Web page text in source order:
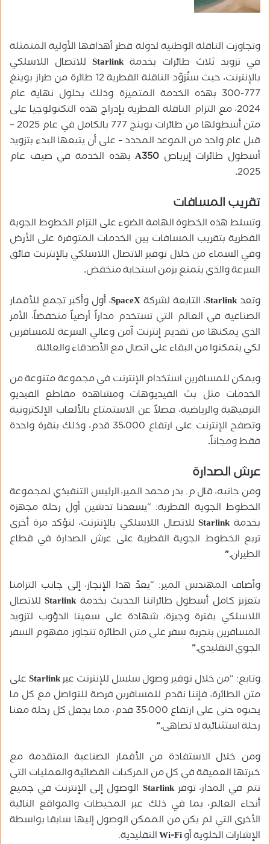
وتجاوزت الناقلة الوطنية لدولة قطر أهدافها الأولية المتمثلة
في تزويد ثلاث طائرات بخدمة Starlink
للاتصال اللاسلكي
بالإنترنت، حيث ستُزوّد الناقلة القطرية 12 طائرة من طراز بوينغ
777-300 بهذه الخدمة المتميزة وذلك بحلول نهاية عام
2024، مع التزام الناقلة القطرية بإدراج هذه التكنولوجيا على
متن أسطولها من طائرات بوينج 777 بالكامل في عام 2025 –
قبل عام واحد من الموعد المحدد – على أن يتبعها البدء بتزويد
أسطول طائرات إيرباص
بهذه الخدمة في صيف عام
2025
.
تقريب المسافات
وتسلط هذه الخطوة الهامة الضوء على التزام الخطوط الجوية
القطرية بتقريب المسافات بين الخدمات المتوفرة على الأرض
وفي السماء من خلال توفير الاتصال اللاسلكي بالإنترنت فائق
السرعة والذي يتمتع بزمن استجابة منخفض.
وتعدStarlink ، التابعة لشركة
، أول وأكبر تجمع للأقمار
الصناعية في العالم التي تستخدم مداراً أرضياً منخفضاً، الأمر
الذي يمكنها من تقديم إنترنت آمن وعالي السرعة للمسافرين
لكي يتمكنوا من البقاء على اتصال مع الأصدقاء والعائلة.
ويمكن للمسافرين استخدام الإنترنت في مجموعة متنوعة من
الخدمات مثل بث الفيديوهات ومشاهدة مقاطع الفيديو
الترفيهية والرياضية، فضلاً عن الاستمتاع بالألعاب الإلكترونية
وتصفح الإنترنت على ارتفاع 35،000 قدم، وذلك بنقرة واحدة
فقط ومجاناً.
عرش الصدارة
ومن جانبه، قال م. بدر محمد المير، الرئيس التنفيذي لمجموعة
الخطوط الجوية القطرية: “يسعدنا تدشين أول رحلة مجهزة
بخدمةStarlink
للاتصال اللاسلكي بالإنترنت، لنؤكد مرة أخرى
تربع الخطوط الجوية القطرية على عرش الصدارة في قطاع
الطيران.”
وأضاف المهندس المير: “يعدّ هذا الإنجاز، إلى جانب التزامنا
بتعزيز كامل أسطول طائراتنا الحديث بخدمة Starlink
للاتصال
اللاسلكي بفترة وجيزة، شهادة على سعينا الدؤوب لتزويد
المسافرين بتجربة سفر على متن الطائرة تتجاوز مفهوم السفر
الجوي التقليدي.”
وتابع: “من خلال توفير وصول سلسل للإنترنت عبرStarlink
على
متن الطائرة، فإننا نقدم للمسافرين فرصة للتواصل مع كل ما
يحبوه حتى على ارتفاع 35،000 قدم، مما يجعل كل رحلة معنا
رحلة استثنائية لا تضاهى.”
ومن خلال الاستفادة من الأقمار الصناعية المتقدمة مع
خبرتها العميقة في كل من المركبات الفضائية والعمليات التي
تتم في المدار، توفرStarlink
الوصول إلى الإنترنت في جميع
أنحاء العالم، بما في ذلك عبر المحيطات والمواقع النائية
الأخرى التي لم يكن من الممكن الوصول إليها سابقا بواسطة
الإشارات الخلوية أو
التقليدية.